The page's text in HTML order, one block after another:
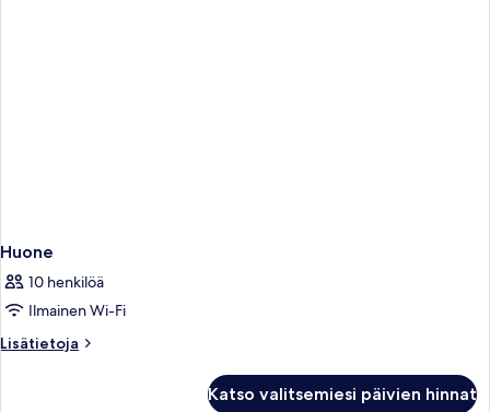
Huone
10 henkilöä
Ilmainen Wi-Fi
Lisätietoja
Lisätietoja
Katso valitsemiesi päivien hinnat